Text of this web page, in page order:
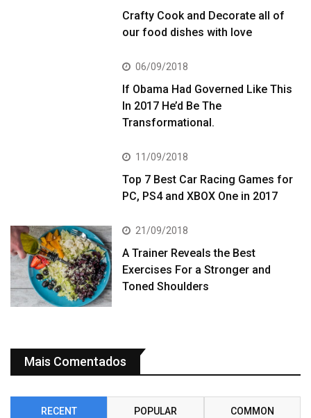
Crafty Cook and Decorate all of
our food dishes with love
06/09/2018
If Obama Had Governed Like This
In 2017 He’d Be The
Transformational.
11/09/2018
Top 7 Best Car Racing Games for
PC, PS4 and XBOX One in 2017
21/09/2018
A Trainer Reveals the Best
Exercises For a Stronger and
Toned Shoulders
Mais Comentados
RECENT POPULAR COMMON